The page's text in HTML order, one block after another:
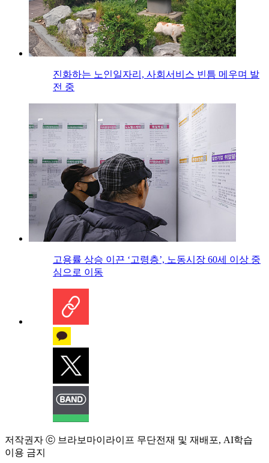
진화하는 노인일자리, 사회서비스 빈틈 메우며 발
전 중
고용률 상승 이끈 ‘고령층’, 노동시장 60세 이상 중
심으로 이동
저작권자 ⓒ 브라보마이라이프 무단전재 및 재배포, AI학습
이용 금지